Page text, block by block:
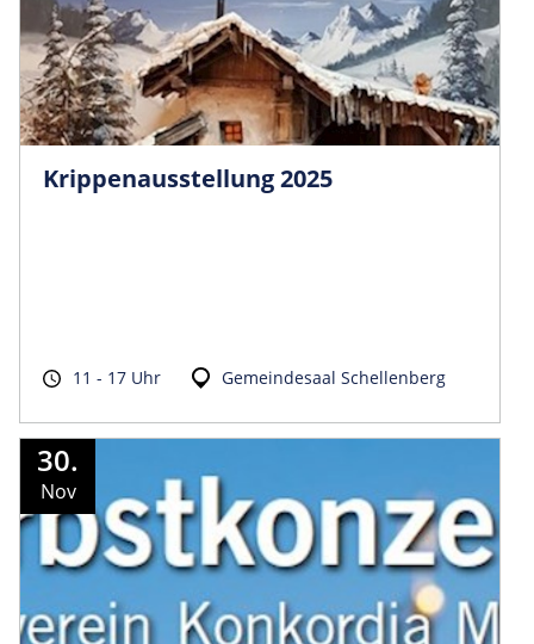
Krippenausstellung 2025
11 - 17 Uhr Gemeindesaal Schellenberg
30.
Nov